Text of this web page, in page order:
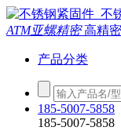
ATM亚螺精密高精
产品分类
185-5007-5858
185-5007-5858